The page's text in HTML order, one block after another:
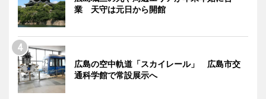
業 天守は元日から開館
広島の空中軌道「スカイレール」 広島市交
通科学館で常設展示へ